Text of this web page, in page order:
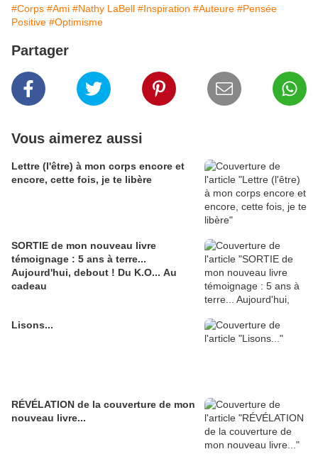
#Corps #Ami #Nathy LaBell #Inspiration #Auteure #Pensée
Positive #Optimisme
Partager
Vous aimerez aussi
Lettre (l'être) à mon corps encore et
encore, cette fois, je te libère
SORTIE de mon nouveau livre
témoignage : 5 ans à terre...
Aujourd'hui, debout ! Du K.O... Au
cadeau
Lisons...
RÉVÉLATION de la couverture de mon
nouveau livre...